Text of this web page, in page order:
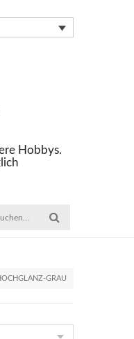
Hobbys.
GRAU